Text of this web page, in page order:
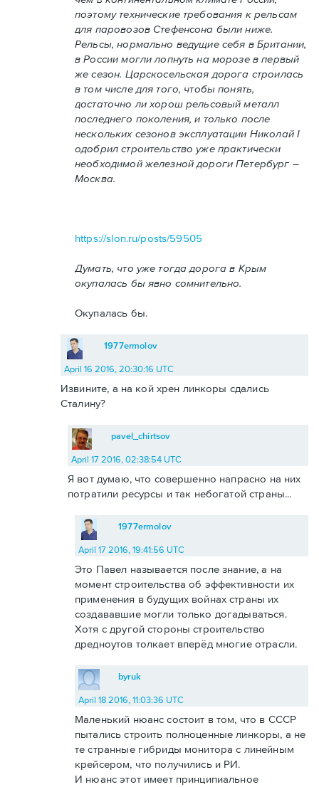
поэтому технические требования к рельсам
для паровозов Стефенсона были ниже.
Рельсы, нормально ведущие себя в Британии,
в России могли лопнуть на морозе в первый
же сезон. Царскосельская дорога строилась
в том числе для того, чтобы понять,
достаточно ли хорош рельсовый металл
последнего поколения, и только после
нескольких сезонов эксплуатации Николай I
одобрил строительство уже практически
необходимой железной дороги Петербург –
Москва.
https://slon.ru/posts/59505
Думать, что уже тогда дорога в Крым
окупалась бы явно сомнительно.
Окупалась бы.
1977ermolov
April 16 2016, 20:30:16 UTC
Извините, а на кой хрен линкоры сдались
Сталину?
pavel_chirtsov
April 17 2016, 02:38:54 UTC
Я вот думаю, что совершенно напрасно на них
потратили ресурсы и так небогатой страны...
1977ermolov
April 17 2016, 19:41:56 UTC
Это Павел называется после знание, а на
момент строительства об эффективности их
применения в будущих войнах страны их
создававшие могли только догадываться.
Хотя с другой стороны строительство
дредноутов толкает вперёд многие отрасли.
byruk
April 18 2016, 11:03:36 UTC
Маленький нюанс состоит в том, что в СССР
пытались строить полноценные линкоры, а не
те странные гибриды монитора с линейным
крейсером, что получились и РИ.
И нюанс этот имеет принципиальное